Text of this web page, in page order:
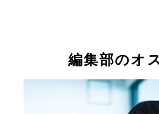
編集部のオ